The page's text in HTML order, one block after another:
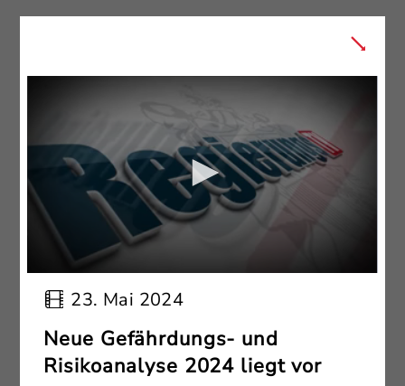
23. Mai 2024
Neue Gefährdungs- und
Risikoanalyse 2024 liegt vor